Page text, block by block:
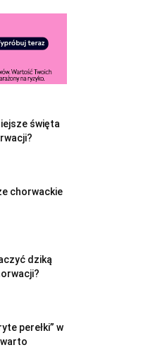
święta
chorwackie
dziką
perełki” w